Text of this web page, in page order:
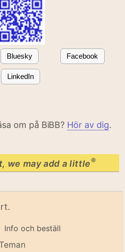
Bluesky Facebook
LinkedIn
om på BiBB? Hör av dig.
we may add a little®
Info och beställ